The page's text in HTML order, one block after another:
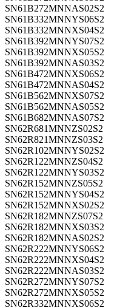
SN61B272MNNAS02S2
SN61B332MNNYS06S2
SN61B332MNNXS04S2
SN61B392MNNYS07S2
SN61B392MNNXS05S2
SN61B392MNNAS03S2
SN61B472MNNXS06S2
SN61B472MNNAS04S2
SN61B562MNNXS07S2
SN61B562MNNAS05S2
SN61B682MNNAS07S2
SN62R681MNNZS02S2
SN62R821MNNZS03S2
SN62R102MNNYS02S2
SN62R122MNNZS04S2
SN62R122MNNYS03S2
SN62R152MNNZS05S2
SN62R152MNNYS04S2
SN62R152MNNXS02S2
SN62R182MNNZS07S2
SN62R182MNNXS03S2
SN62R182MNNAS02S2
SN62R222MNNYS06S2
SN62R222MNNXS04S2
SN62R222MNNAS03S2
SN62R272MNNYS07S2
SN62R272MNNXS05S2
SN62R332MNNXS06S2